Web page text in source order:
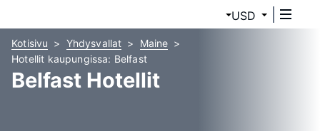
USD
Kotisivu Yhdysvallat
Maine
Hotellit kaupungissa: Belfast
Belfast Hotellit